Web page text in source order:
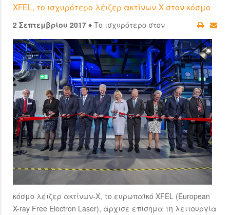
XFEL, το ισχυρότερο λέιζερ ακτίνων-Χ στον κόσμο
2 Σεπτεμβρίου 2017 ♦ Το ισχυρότερο στον
κόσμο λέιζερ ακτίνων-Χ, το ευρωπαϊκό XFEL (European
X-ray Free Electron Laser), άρχισε επίσημα τη λειτουργία